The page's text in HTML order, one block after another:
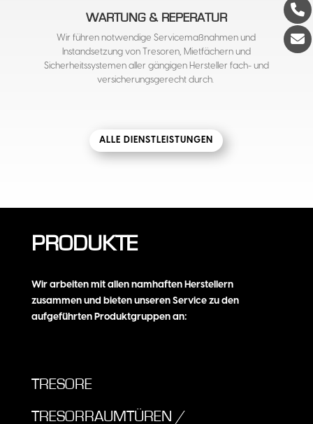
WARTUNG & REPERATUR
Wir führen notwendige Servicemaßnahmen und
Instandsetzung von Tresoren, Mietfächern und
Sicherheitssystemen aller gängigen Hersteller fach- und
versicherungsgerecht durch.
ALLE DIENSTLEISTUNGEN
PRODUKTE
Wir arbeiten mit allen namhaften Herstellern
zusammen und bieten unseren Service zu den
aufgeführten Produktgruppen an:
TRESORE
TRESORRAUMTÜREN /